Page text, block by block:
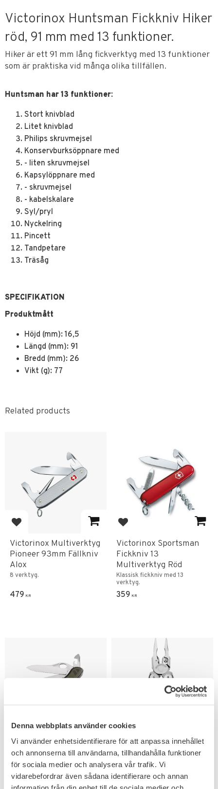
Denna webbplats använder cookies
Vi använder enhetsidentifierare för att anpassa innehållet
och annonserna till användarna, tillhandahålla funktioner
för sociala medier och analysera vår trafik. Vi
vidarebefordrar även sådana identifierare och annan
Victorinox Huntsman Fickkniv Hiker
röd, 91 mm med 13 funktioner.
Hiker är ett 91 mm lång fickverktyg med 13 funktioner
som är praktiska vid många olika tillfällen.
Huntsman har 13 funktioner:
Stort knivblad
Litet knivblad
Philips skruvmejsel
Konservburksöppnare med
- liten skruvmejsel
Kapsylöppnare med
- skruvmejsel
- kabelskalare
Syl/pryl
Nyckelring
Pincett
Tandpetare
Träsåg
SPECIFIKATION
Produktmått
Höjd (mm): 16,5
Längd (mm): 91
Bredd (mm): 26
Vikt (g): 77
Related products
Add to favorites
Victorinox Multiverktyg
Pioneer 93mm Fällkniv
Alox
8 verktyg.
479 KR
Add to favorites
Victorinox Sportsman
Fickkniv 13
Multiverktyg Röd
Klassisk fickkniv med 13
verktyg.
359 KR
Add to favorites
Victorinox Swiss Arme
kniven 2008 Fällkniv
Olivgrön
Original schweizisk armékniv
Leatherman Surge
Multiverktyg